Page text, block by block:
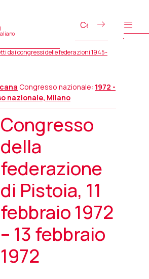
dai congressi delle federazioni 1945-
Congresso nazionale: 1972 -
nazionale, Milano
Congresso
della
federazione
di Pistoia, 11
febbraio 1972
– 13 febbraio
1972